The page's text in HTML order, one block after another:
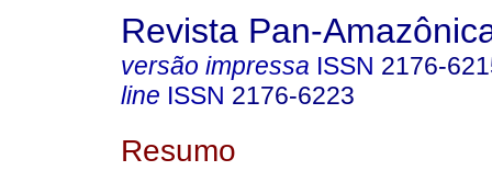
Revista Pan-
versão impressa ISSN 2176-
line ISSN 2176-6223
Resumo